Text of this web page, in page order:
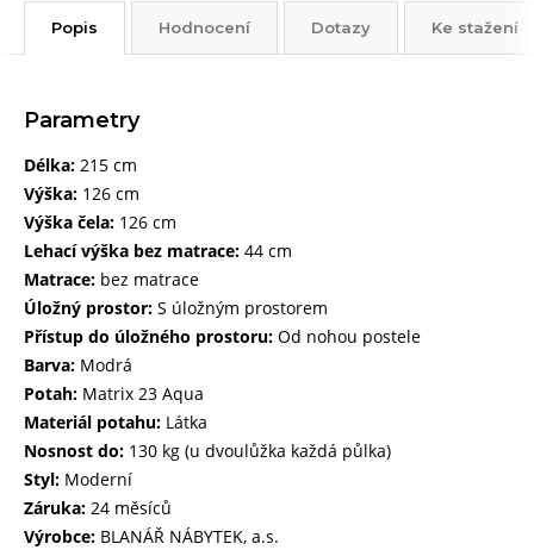
Popis Hodnocení Dotazy Ke stažení
Parametry
Délka: 215 cm
Výška: 126 cm
Výška čela: 126 cm
Lehací výška bez matrace: 44 cm
Matrace: bez matrace
Úložný prostor: S úložným prostorem
Přístup do úložného prostoru: Od nohou postele
Barva: Modrá
Potah: Matrix 23 Aqua
Materiál potahu: Látka
Nosnost do: 130 kg (u dvoulůžka každá půlka)
Styl: Moderní
Záruka: 24 měsíců
Výrobce: BLANÁŘ NÁBYTEK, a.s.